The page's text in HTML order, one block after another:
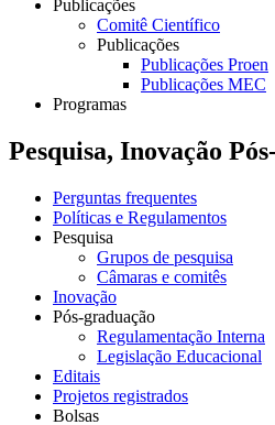
Publicações
Comitê Científico
Publicações
Publicações Proen
Publicações MEC
Programas
Pesquisa, Inovação
Perguntas frequentes
Políticas e Regulamentos
Pesquisa
Grupos de pesquisa
Câmaras e comitês
Inovação
Pós-graduação
Regulamentação Interna
Legislação Educacional
Editais
Projetos registrados
Bolsas